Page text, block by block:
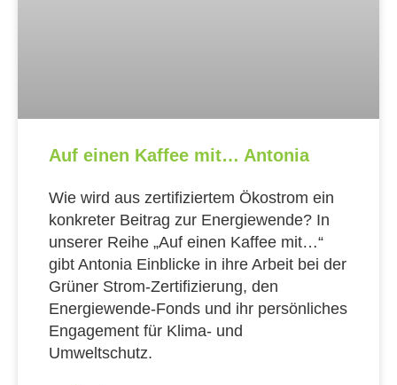
Auf einen Kaffee mit… Antonia
Wie wird aus zertifiziertem Ökostrom ein
konkreter Beitrag zur Energiewende? In
unserer Reihe „Auf einen Kaffee mit…“
gibt Antonia Einblicke in ihre Arbeit bei der
Grüner Strom-Zertifizierung, den
Energiewende-Fonds und ihr persönliches
Engagement für Klima- und
Umweltschutz.